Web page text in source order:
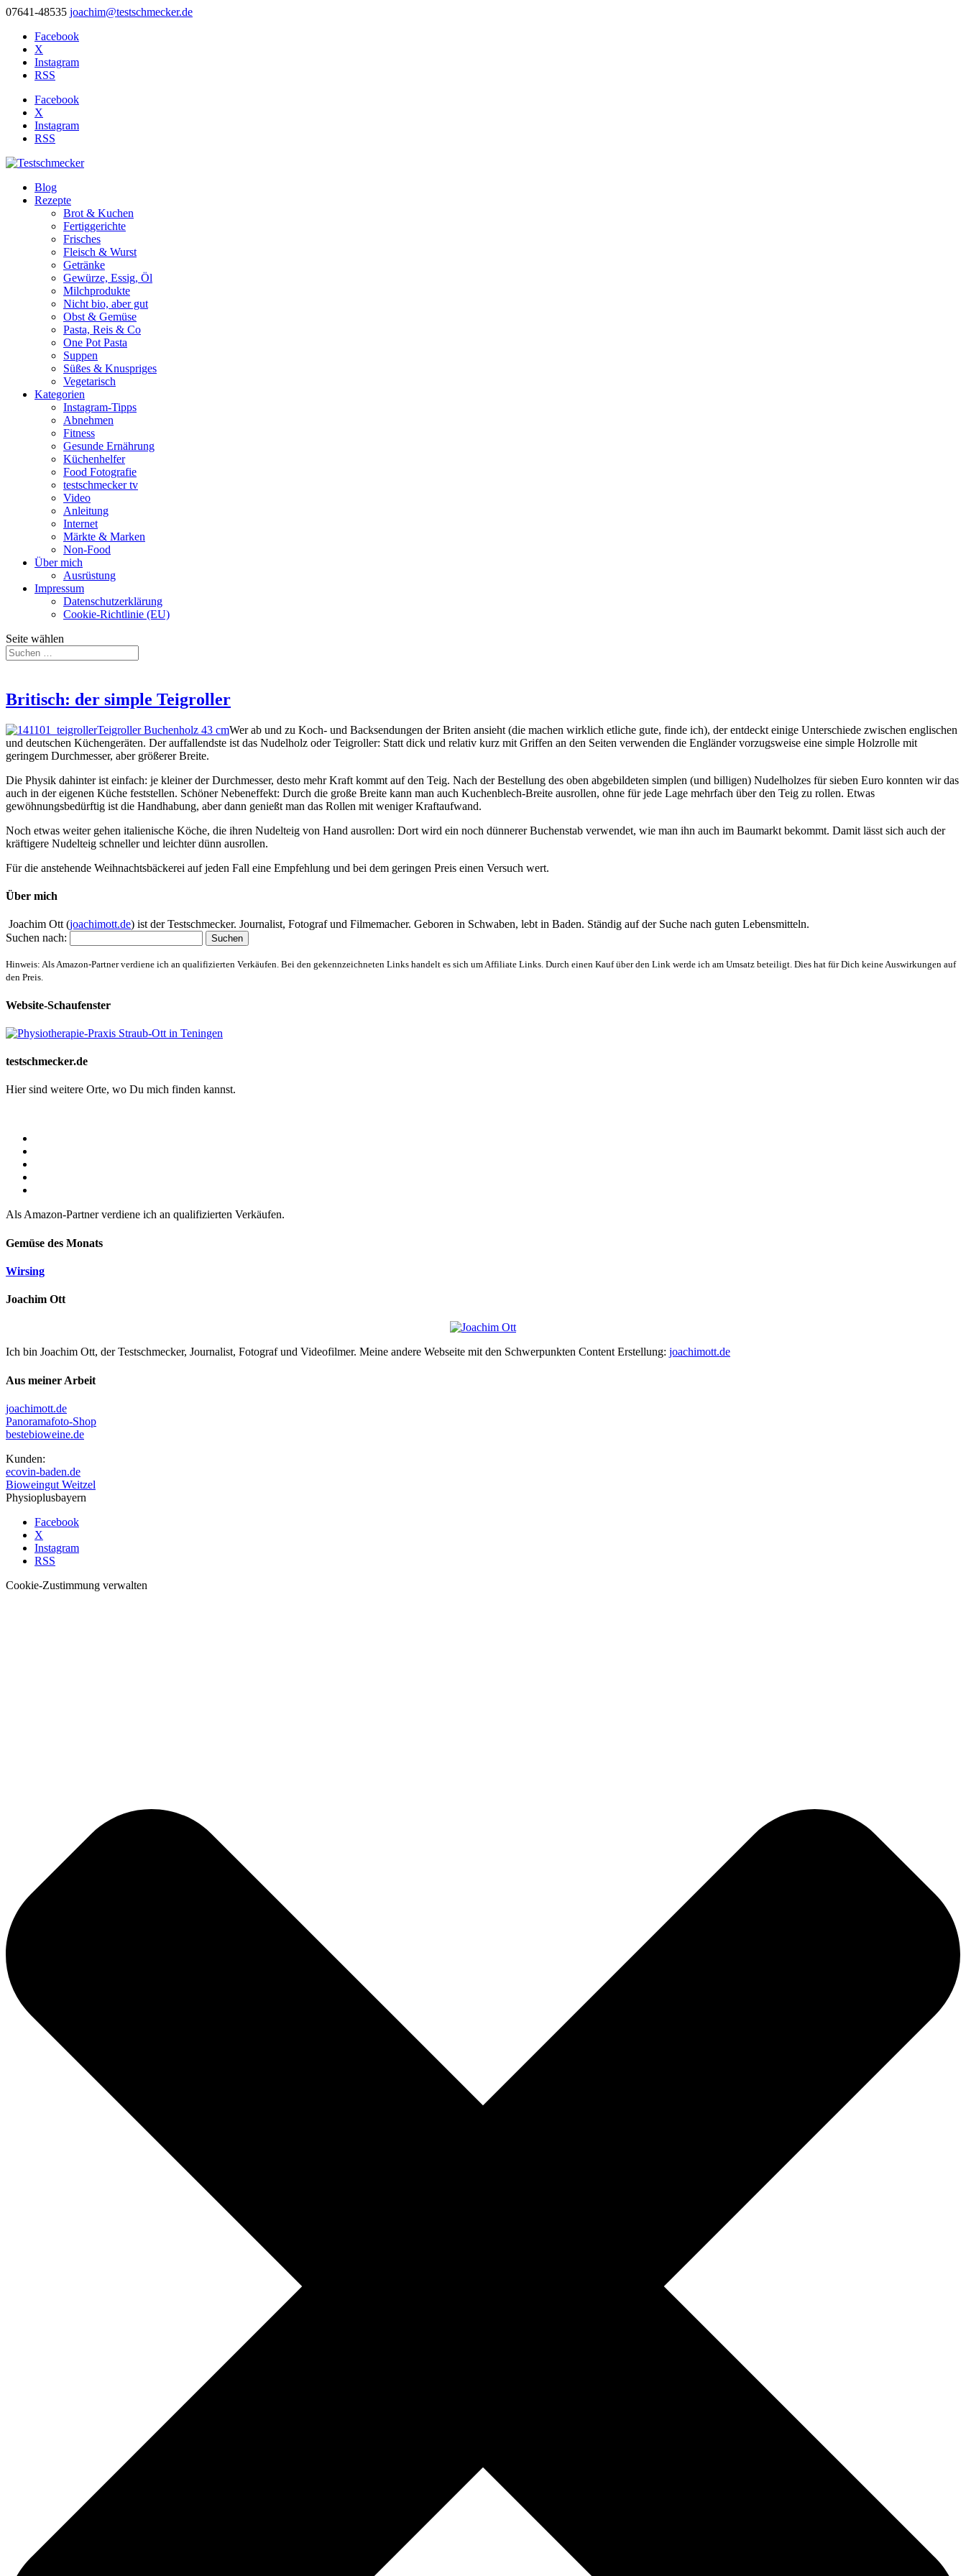
07641-48535 joachim@testschmecker.de
Facebook
X
Instagram
RSS
Facebook
X
Instagram
RSS
Blog
Rezepte
Brot & Kuchen
Fertiggerichte
Frisches
Fleisch & Wurst
Getränke
Gewürze, Essig, Öl
Milchprodukte
Nicht bio, aber gut
Obst & Gemüse
Pasta, Reis & Co
One Pot Pasta
Suppen
Süßes & Knuspriges
Vegetarisch
Kategorien
Instagram-Tipps
Abnehmen
Fitness
Gesunde Ernährung
Küchenhelfer
Food Fotografie
testschmecker tv
Video
Anleitung
Internet
Märkte & Marken
Non-Food
Über mich
Ausrüstung
Impressum
Datenschutzerklärung
Cookie-Richtlinie (EU)
Seite wählen
Britisch: der simple Teigroller
Teigroller Buchenholz 43 cmWer ab und zu Koch- und Backsendungen der Briten ansieht (die machen wirklich etliche gute, finde ich), der entdeckt einige Unterschiede zwischen englischen
und deutschen Küchengeräten. Der auffallendste ist das Nudelholz oder Teigroller: Statt dick und relativ kurz mit Griffen an den Seiten verwenden die Engländer vorzugsweise eine simple Holzrolle mit
geringem Durchmesser, aber größerer Breite.
Die Physik dahinter ist einfach: je kleiner der Durchmesser, desto mehr Kraft kommt auf den Teig. Nach der Bestellung des oben abgebildeten simplen (und billigen) Nudelholzes für sieben Euro konnten wir das
auch in der eigenen Küche feststellen. Schöner Nebeneffekt: Durch die große Breite kann man auch Kuchenblech-Breite ausrollen, ohne für jede Lage mehrfach über den Teig zu rollen. Etwas
gewöhnungsbedürftig ist die Handhabung, aber dann genießt man das Rollen mit weniger Kraftaufwand.
Noch etwas weiter gehen italienische Köche, die ihren Nudelteig von Hand ausrollen: Dort wird ein noch dünnerer Buchenstab verwendet, wie man ihn auch im Baumarkt bekommt. Damit lässt sich auch der
kräftigere Nudelteig schneller und leichter dünn ausrollen.
Für die anstehende Weihnachtsbäckerei auf jeden Fall eine Empfehlung und bei dem geringen Preis einen Versuch wert.
Über mich
Joachim Ott (joachimott.de) ist der Testschmecker. Journalist, Fotograf und Filmemacher. Geboren in Schwaben, lebt in Baden. Ständig auf der Suche nach guten Lebensmitteln.
Suchen nach:
Hinweis: Als Amazon-Partner verdiene ich an qualifizierten Verkäufen. Bei den gekennzeichneten Links handelt es sich um Affiliate Links. Durch einen Kauf über den Link werde ich am Umsatz beteiligt. Dies hat für Dich keine Auswirkungen auf
den Preis.
Website-Schaufenster
testschmecker.de
Hier sind weitere Orte, wo Du mich finden kannst.
Als Amazon-Partner verdiene ich an qualifizierten Verkäufen.
Gemüse des Monats
Wirsing
Joachim Ott
Ich bin Joachim Ott, der Testschmecker, Journalist, Fotograf und Videofilmer. Meine andere Webseite mit den Schwerpunkten Content Erstellung: joachimott.de
Aus meiner Arbeit
joachimott.de
Panoramafoto-Shop
bestebioweine.de
Kunden:
ecovin-baden.de
Bioweingut Weitzel
Physioplusbayern
Facebook
X
Instagram
RSS
Cookie-Zustimmung verwalten